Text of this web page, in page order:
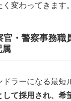
変わってきます。
官・警察事務職
属
ラーになる最短
して採用され、希